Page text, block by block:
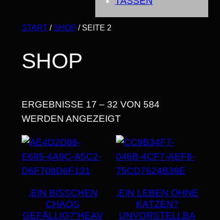
START/ SHOP / SEITE 2
SHOP
ERGEBNISSE 17 – 32 VON 584
WERDEN ANGEZEIGT
„EIN BISSCHEN
CHAOS
GEFÄLLIG?“HEAV
„EIN LEBEN OHNE
KATZEN?
UNVORSTELLBA